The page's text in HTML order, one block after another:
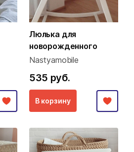
Люлька для
новорожденного
Nastyamobile
535 руб.
В корзину